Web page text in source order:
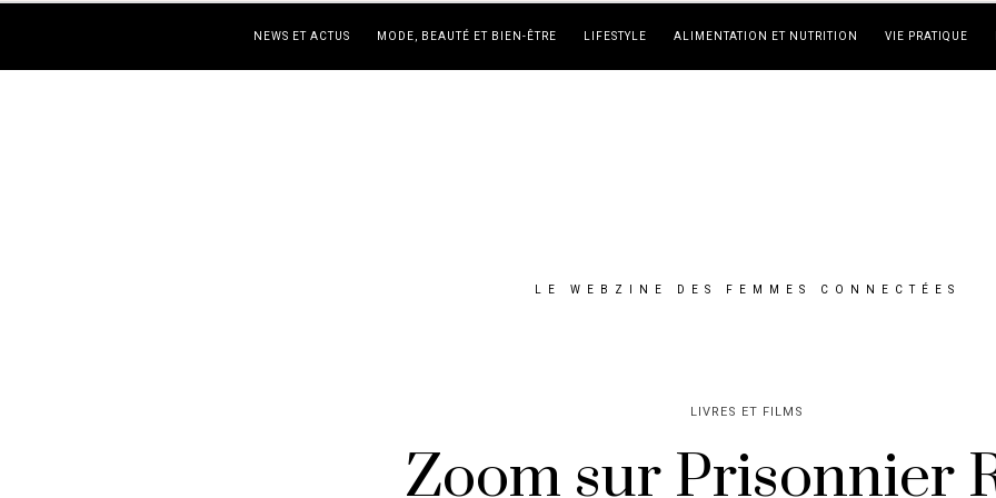
NEWS ET ACTUS MODE, BEAUTÉ ET BIEN-ÊTRE LIFESTYLE ALIMENTATION ET NUTRITION VIE PRATIQUE
LE WEBZINE DES FEMMES CONNECTÉES
LIVRES ET FILMS
Zoom sur Prisonnier